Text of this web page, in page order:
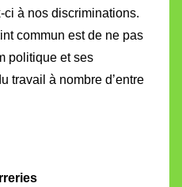
ci à nos discriminations.
commun est de ne pas
politique et ses
travail à nombre d’entre